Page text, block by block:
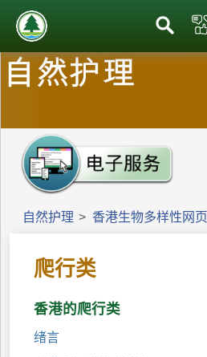
自然护理 > 香港生物多样性网页
爬行类
香港的爬行类
绪言